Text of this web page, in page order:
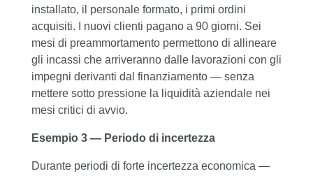
installato, il personale formato, i primi ordini
acquisiti. I nuovi clienti pagano a 90 giorni. Sei
mesi di preammortamento permettono di allineare
gli incassi che arriveranno dalle lavorazioni con gli
impegni derivanti dal finanziamento — senza
mettere sotto pressione la liquidità aziendale nei
mesi critici di avvio.
Esempio 3 — Periodo di incertezza
Durante periodi di forte incertezza economica —